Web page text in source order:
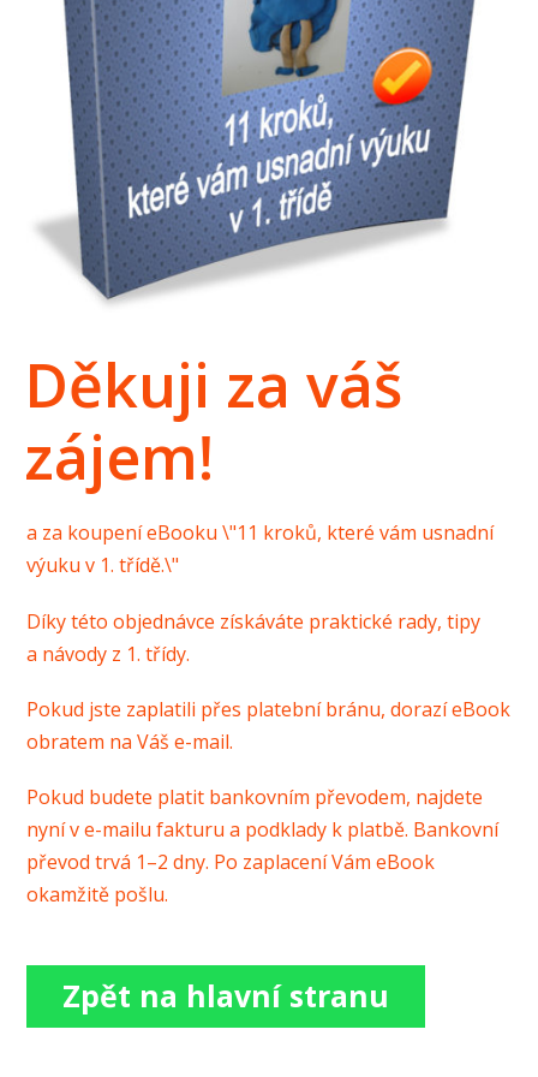
Děkuji za váš
zájem!
a za koupení eBooku \"11 kroků, které vám usnadní
výuku v 1. třídě.\"
Díky této objednávce získáváte praktické rady, tipy
a návody z 1. třídy.
Pokud jste zaplatili přes platební bránu, dorazí eBook
obratem na Váš e-mail.
Pokud budete platit bankovním převodem, najdete
nyní v e-mailu fakturu a podklady k platbě. Bankovní
převod trvá 1–2 dny. Po zaplacení Vám eBook
okamžitě pošlu.
Zpět na hlavní stranu